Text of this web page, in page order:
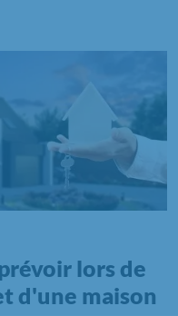
lors de
d'une maison